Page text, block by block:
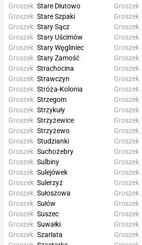
Groszek Stare Dłutowo
Groszek Stare Szpaki
Groszek
Groszek
Groszek Stary Sącz
Groszek Stary Uścimów
Groszek Stary Węgliniec
Groszek Stary Zamość
Groszek
Groszek
Groszek
Groszek
Groszek Strachocina
Groszek Strawczyn
Groszek Stróża-Kolonia
Groszek Strzegom
Groszek
Groszek
Groszek
Groszek
Groszek Strzykuły
Groszek Strzyżewice
Groszek Strzyżewo
Groszek Studzianki
Groszek
Groszek
Groszek
Groszek
Groszek Suchożebry
Groszek Sulbiny
Groszek Sulejówek
Groszek Sulerzyż
Groszek
Groszek
Groszek
Groszek
Groszek Sułoszowa
Groszek Sułów
Groszek Suszec
Groszek Suwałki
Groszek
Groszek
Groszek
Groszek
Groszek Szarłata
Groszek